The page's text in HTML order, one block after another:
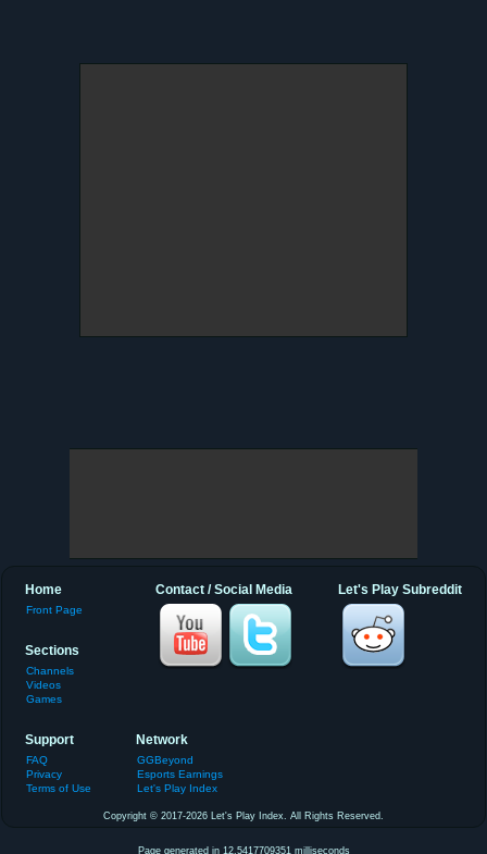
Let's Play Subreddit
Contact / Social Media
Home
Front Page
Sections
Channels
Videos
Games
Support
FAQ
Privacy
Terms of Use
Network
GGBeyond
Esports Earnings
Let's Play Index
Copyright © 2017-2026 Let's Play Index. All Rights Reserved.
Page generated in 12.5417709351 milliseconds